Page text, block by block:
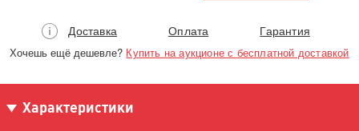
Доставка Оплата Гарантия
Хочешь ещё дешевле? Купить на аукционе с бесплатной доставкой
Характеристики